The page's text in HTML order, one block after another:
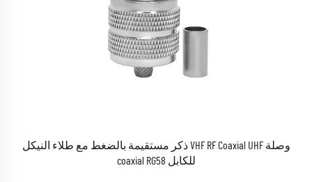
وصلة VHF RF Coaxial UHF ذكر مستقيمة بالضغط مع طلاء النيكل
للكابل coaxial RG58